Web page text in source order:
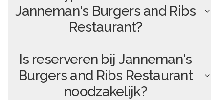
Janneman's Burgers and Ribs
Restaurant?
Is reserveren bij Janneman's
Burgers and Ribs Restaurant
noodzakelijk?